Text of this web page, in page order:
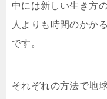
中には新しい生き方
人よりも時間のかか
です。
それぞれの方法で地